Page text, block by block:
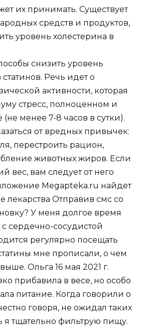
их принимать. Существует
средств и продуктов,
уровень холестерина в
снизить уровень
Речь идет о
активности, которая
стресс, полноценном и
(не менее 7-8 часов в сутки).
от вредных привычек:
перестроить рацион,
животных жиров. Если
вес, вам следует от него
Megapteka.ru найдет
лекарства Отправив смс со
У меня долгое время
сердечно-сосудистой
регулярно посещать
мне прописали, о чем
Ольга 16 мая 2021 г.
прибавила в весе, но особо
питание. Когда говорили о
говоря, не ожидал таких
я тщательно фильтрую пищу.